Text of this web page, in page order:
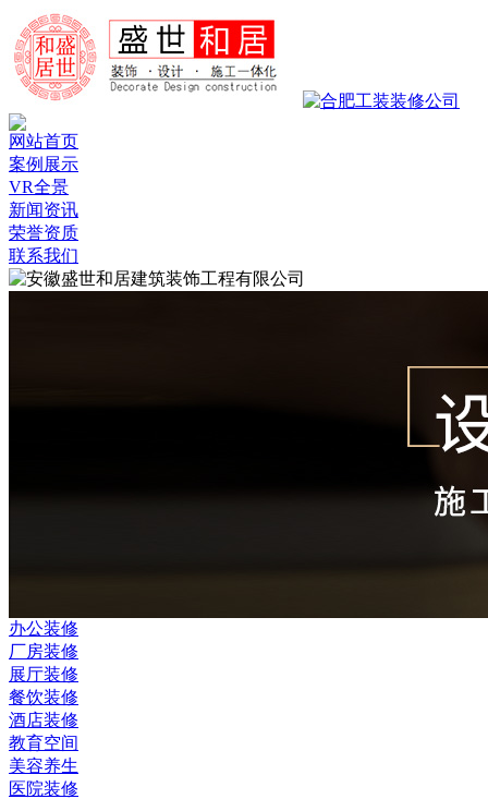
网站首页
案例展示
VR全景
新闻资讯
荣誉资质
联系我们
办公装修
厂房装修
展厅装修
餐饮装修
酒店装修
教育空间
美容养生
医院装修